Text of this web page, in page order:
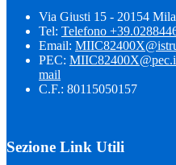
Via Giusti 15 - 20154
Tel: Telefono
Email:
PEC:
mail
C.F.: 80115050157
Sezione Link Utili